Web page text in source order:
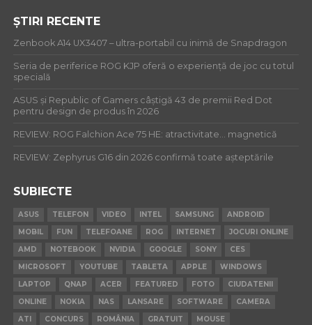
ȘTIRI RECENTE
Zenbook A14 UX3407 – ultra-portabil cu inimă de Snapdragon
Seria de periferice ROG KJP oferă o experiență de joc cu totul
specială
ASUS și Republic of Gamers câștigă 43 de premii Red Dot
pentru design de produs în 2026
REVIEW: ROG Falchion Ace 75 HE: atractivitate… magnetică
REVIEW: Zephyrus G16 din 2026 confirmă toate așteptările
SUBIECTE
ASUS TELEFON VIDEO INTEL SAMSUNG
ANDROID
MOBIL
FUN TELEFOANE ROG INTERNET
JOCURI ONLINE
AMD
NOTEBOOK NVIDIA GOOGLE SONY
CES
MICROSOFT
YOUTUBE TABLETA APPLE
WINDOWS
LAPTOP
QNAP ACER FEATURED FOTO
CIUDATENII
ONLINE
NOKIA NAS LANSARE SOFTWARE
CAMERA
ATI
CONCURS ROMÂNIA GRATUIT MOUSE